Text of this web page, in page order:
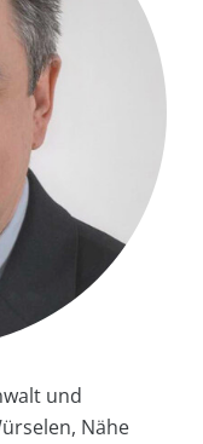
und
Nähe